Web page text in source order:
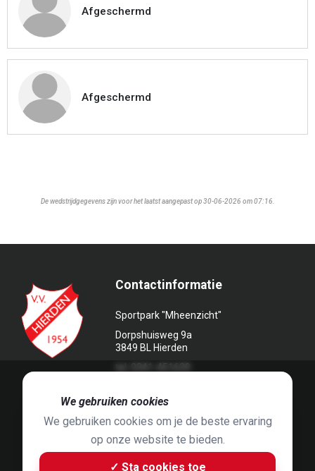
Afgeschermd
Afgeschermd
De wedstrijdgegevens zijn voor het laatst aangepast op 30-06-2026 om 07:16.
Contactinformatie
Sportpark "Mheenzicht"
Dorpshuisweg 9a
3849 BL Hierden
Jaap Hop & ontwerpen door
We gebruiken cookies
We gebruiken cookies om je de beste ervaring
op onze website te bieden.
✓ Sta cookies toe